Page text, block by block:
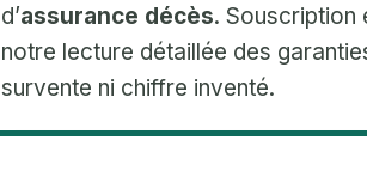
d’assurance décès. Souscription
notre lecture détaillée des
survente ni chiffre inventé.